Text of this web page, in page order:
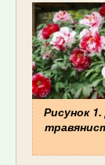
Рисунок